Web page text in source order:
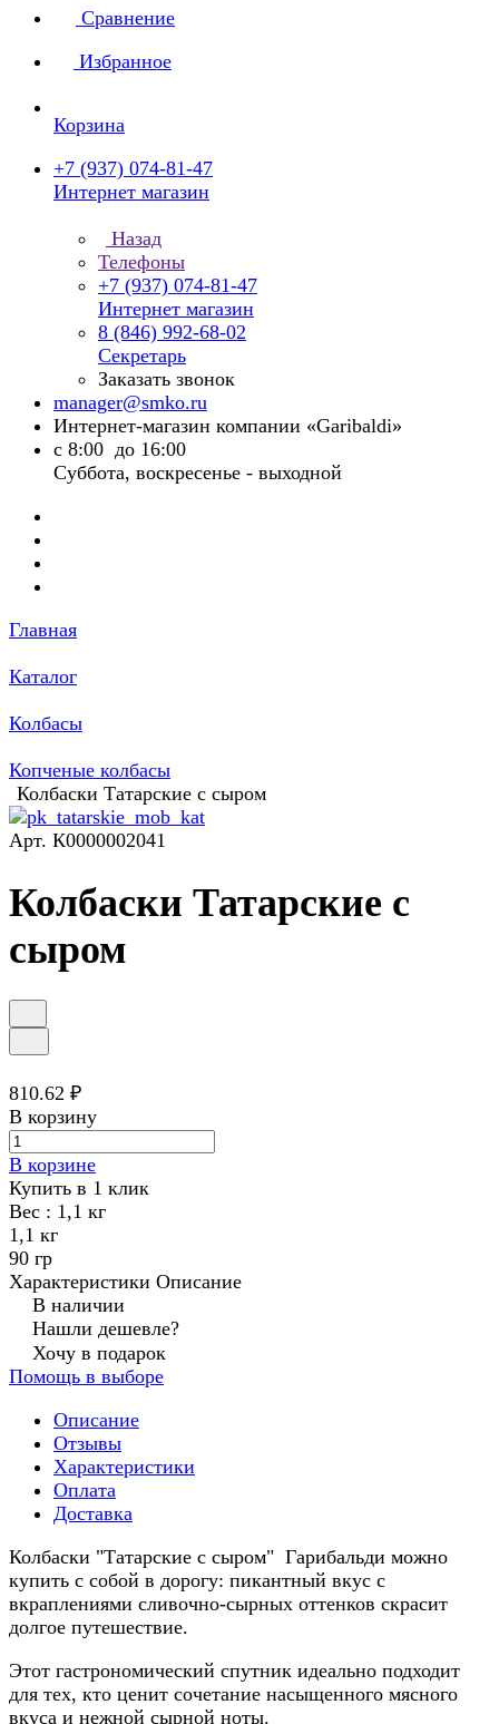
Сравнение
Избранное
Корзина
+7 (937) 074-81-47
Интернет магазин
Назад
Телефоны
+7 (937) 074-81-47
Интернет магазин
8 (846) 992-68-02
Секретарь
Заказать звонок
manager@smko.ru
Интернет-магазин компании «Garibaldi»
с 8:00 до 16:00
Суббота, воскресенье - выходной
Главная
Каталог
Колбасы
Копченые колбасы
Колбаски Татарские с сыром
Арт. К0000002041
Колбаски Татарские с
сыром
810.62 ₽
В корзину
В корзине
Купить в 1 клик
Вес : 1,1 кг
1,1 кг
90 гр
Характеристики Описание
В наличии
Нашли дешевле?
Хочу в подарок
Помощь в выборе
Описание
Отзывы
Характеристики
Оплата
Доставка
Колбаски "Татарские с сыром" Гарибальди можно
купить с собой в дорогу: пикантный вкус с
вкраплениями сливочно-сырных оттенков скрасит
долгое путешествие.
Этот гастрономический спутник идеально подходит
для тех, кто ценит сочетание насыщенного мясного
вкуса и нежной сырной ноты.